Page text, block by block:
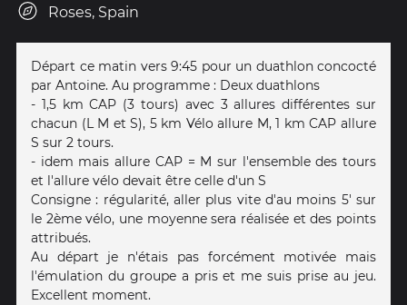
Roses, Spain
Départ ce matin vers 9:45 pour un duathlon concocté
par Antoine. Au programme : Deux duathlons
- 1,5 km CAP (3 tours) avec 3 allures différentes sur
chacun (L M et S), 5 km Vélo allure M, 1 km CAP allure
S sur 2 tours.
- idem mais allure CAP = M sur l'ensemble des tours
et l'allure vélo devait être celle d'un S
Consigne : régularité, aller plus vite d'au moins 5' sur
le 2ème vélo, une moyenne sera réalisée et des points
attribués.
Au départ je n'étais pas forcément motivée mais
l'émulation du groupe a pris et me suis prise au jeu.
Excellent moment.